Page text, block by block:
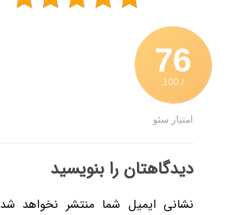
76
/ 100
امتیاز سئو
دیدگاهتان را بنویسید
نشانی ایمیل شما منتشر نخواهد شد.